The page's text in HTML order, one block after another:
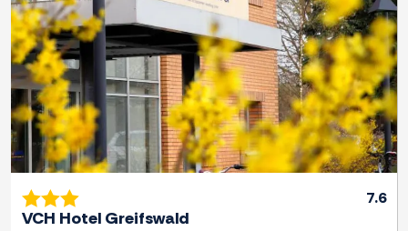
7.6
VCH Hotel Greifswald